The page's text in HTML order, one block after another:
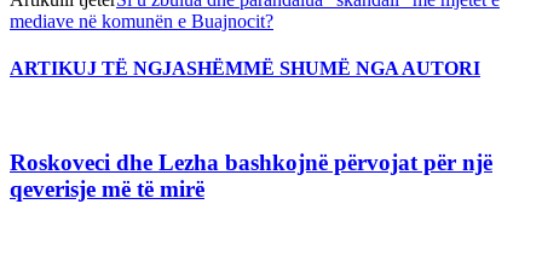
mediave në komunën e Buajnocit?
ARTIKUJ TË NGJASHËMMË SHUMË NGA AUTORI
Roskoveci dhe Lezha bashkojnë përvojat për një
qeverisje më të mirë